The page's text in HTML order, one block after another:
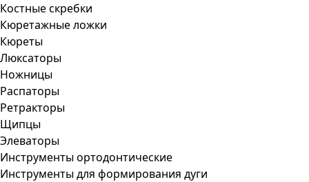
Костные скребки
Кюретажные ложки
Кюреты
Люксаторы
Ножницы
Распаторы
Ретракторы
Щипцы
Элеваторы
Инструменты ортодонтические
Инструменты для формирования дуги